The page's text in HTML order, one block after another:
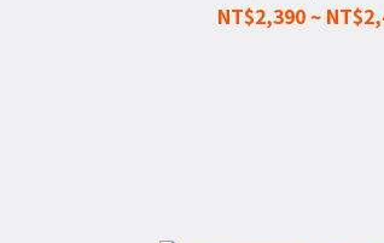
NT$2,390 ~